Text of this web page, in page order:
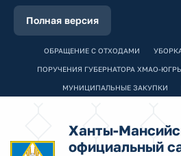
Полная версия
ОБРАЩЕНИЕ С ОТХОДАМИ
ПОРУЧЕНИЯ ГУБЕРНАТОРА ХМАО-
МУНИЦИПАЛЬНЫЕ ЗАКУПКИ
Ханты-
официальный